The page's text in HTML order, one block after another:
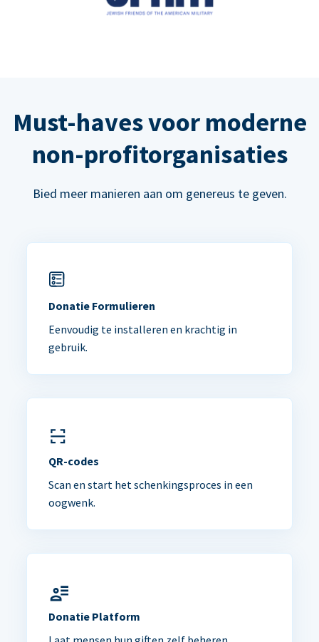
Must-haves voor moderne
non-profitorganisaties
Bied meer manieren aan om genereus te geven.
Donatie Formulieren
Eenvoudig te installeren en krachtig in
gebruik.
QR-codes
Scan en start het schenkingsproces in een
oogwenk.
Donatie Platform